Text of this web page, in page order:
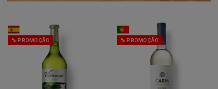
% PROMOÇÃO % PROMOÇÃO